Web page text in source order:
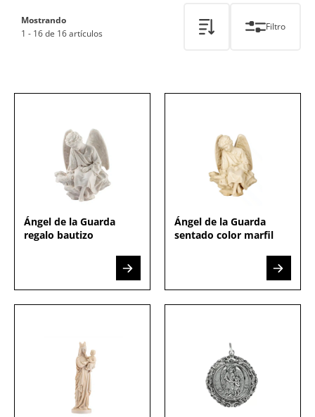
Ángel de la Guarda
regalo bautizo
Ángel de la Guarda
sentado color marfil
Mostrando
1 - 16 de 16 artículos
Filtro